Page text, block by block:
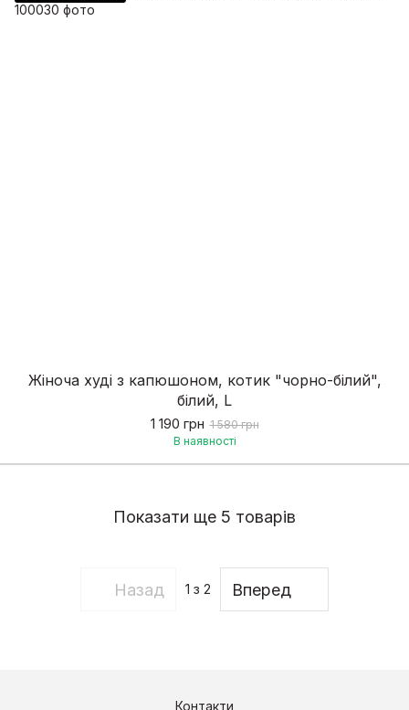
Жіноча худі з капюшоном, котик "чорно-білий",
білий, L
1 190 грн 1 580 грн
В наявності
Показати ще 5 товарів
Назад 1 з 2 Вперед
Контакти